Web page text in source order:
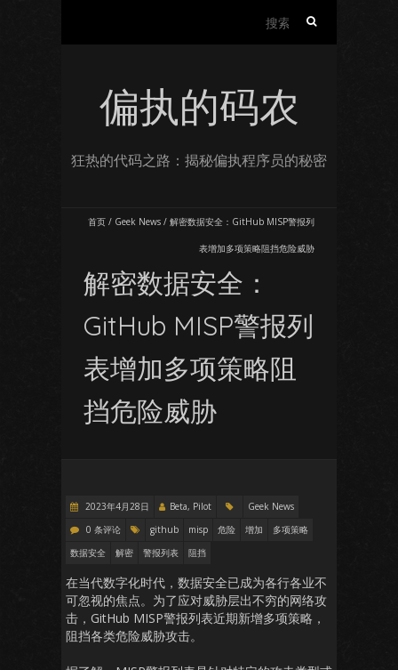
偏执的码农
狂热的代码之路：揭秘偏执程序员的秘密
首页 / Geek News / 解密数据安全：GitHub MISP警报列
表增加多项策略阻挡危险威胁
解密数据安全：
GitHub MISP警报列
表增加多项策略阻
挡危险威胁
2023年4月28日 Beta, Pilot
Geek News
0 条评论
github misp 危险 增加
多项策略
数据安全
解密 警报列表 阻挡
在当代数字化时代，数据安全已成为各行各业不
可忽视的焦点。为了应对威胁层出不穷的网络攻
击，GitHub MISP警报列表近期新增多项策略，
阻挡各类危险威胁攻击。